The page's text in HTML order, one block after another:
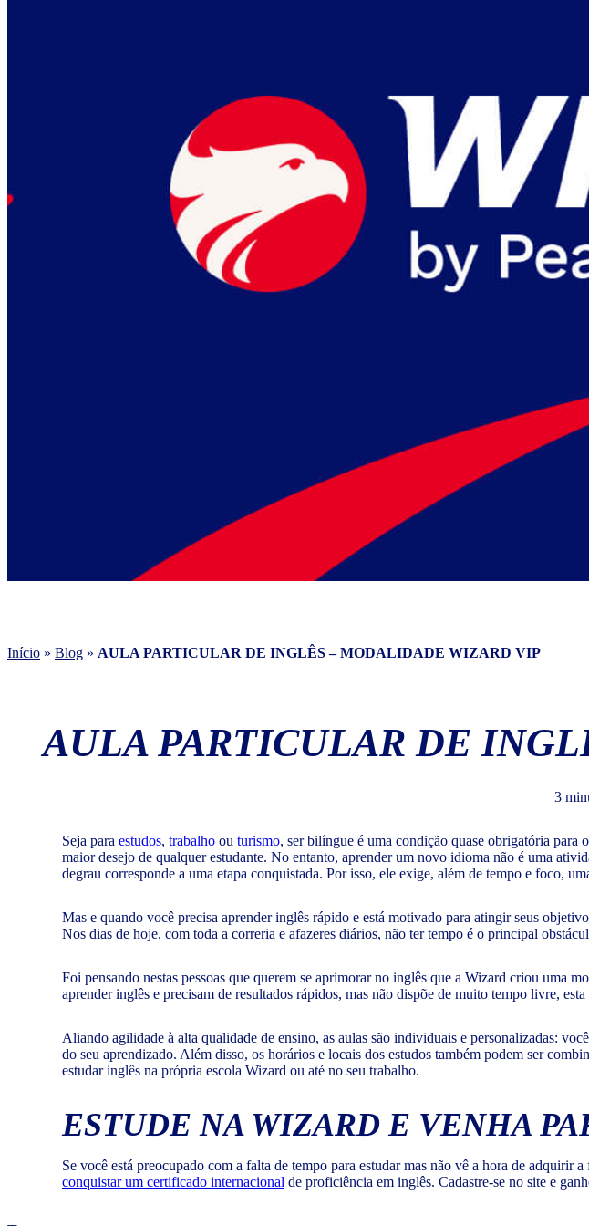
Início » Blog » AULA PARTICULAR DE INGLÊS – MODALIDADE WIZARD VIP
AULA PARTICULAR DE
3
Seja para estudos, trabalho ou turismo, ser bilíngue é uma condição quase obrigatória para
maior desejo de qualquer estudante. No entanto, aprender um novo idioma não é uma
degrau corresponde a uma etapa conquistada. Por isso, ele exige, além de tempo e foco,
Mas e quando você precisa aprender inglês rápido e está motivado para atingir seus
Nos dias de hoje, com toda a correria e afazeres diários, não ter tempo é o principal
Foi pensando nestas pessoas que querem se aprimorar no inglês que a Wizard criou uma
aprender inglês e precisam de resultados rápidos, mas não dispõe de muito tempo livre,
Aliando agilidade à alta qualidade de ensino, as aulas são individuais e personalizadas:
do seu aprendizado. Além disso, os horários e locais dos estudos também podem ser
estudar inglês na própria escola Wizard ou até no seu trabalho.
ESTUDE NA WIZARD E VENHA
Se você está preocupado com a falta de tempo para estudar mas não vê a hora de
conquistar um certificado internacional de proficiência em inglês. Cadastre-se no site e